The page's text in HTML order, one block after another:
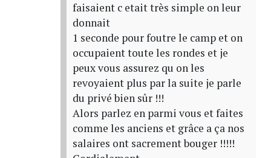
faisaient c etait très simple on leur
donnait
1 seconde pour foutre le camp et on
occupaient toute les rondes et je
peux vous assurez qu on les
revoyaient plus par la suite je parle
du privé bien sûr !!!
Alors parlez en parmi vous et faites
comme les anciens et grâce a ça nos
salaires ont sacrement bouger !!!!!